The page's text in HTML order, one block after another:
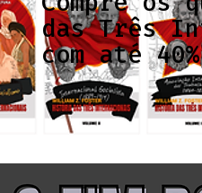
das Três
com até